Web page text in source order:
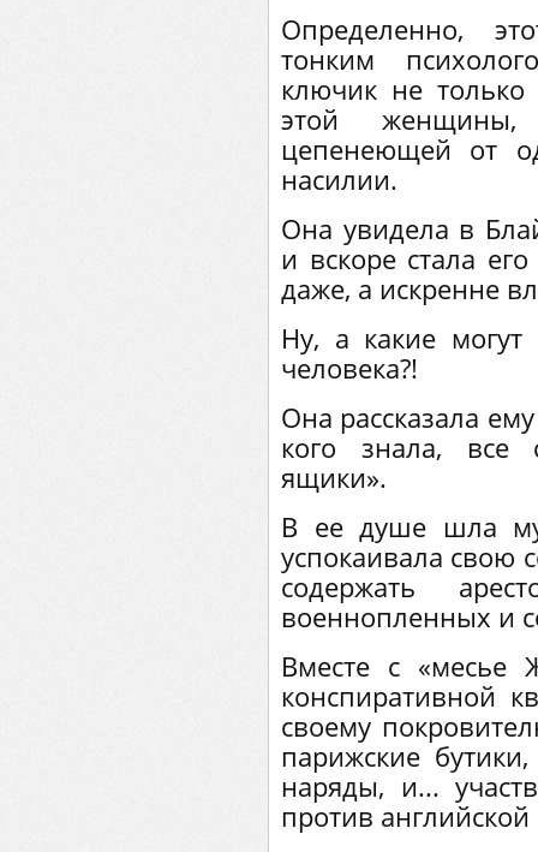
Определенно,
тонким
ключик не только
этой
цепенеющей от
насилии.
Она увидела в
и вскоре стала
даже, а искренне
Ну, а какие
человека?!
Она рассказала
кого знала, все
ящики».
В ее душе шла
успокаивала свою
содержать
военнопленных и
Вместе с «месье
конспиративной
своему
парижские
наряды, и...
против английской